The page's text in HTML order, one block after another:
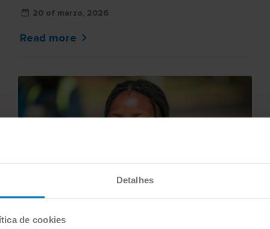
Detalhes
de cookies
20 of marzo, 2026
Read more
"Refugiados" Junho 2025